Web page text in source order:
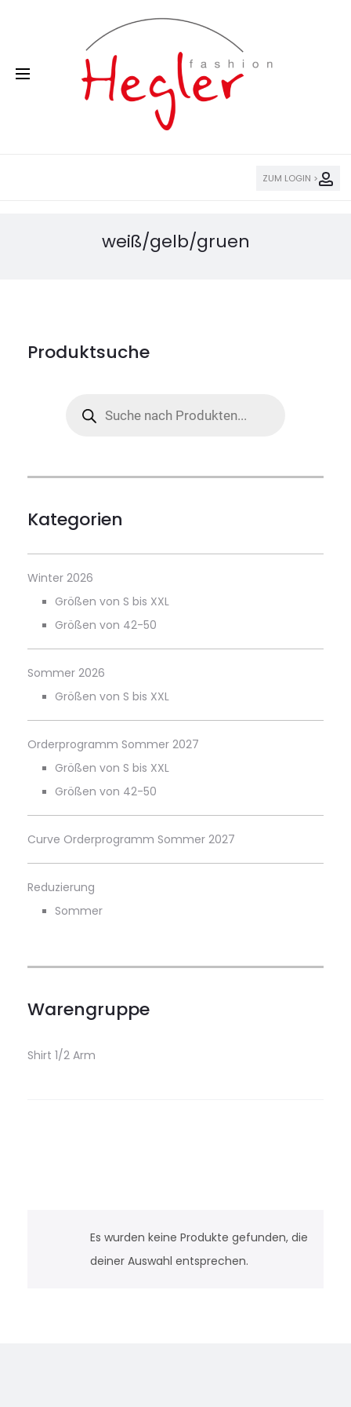
ZUM LOGIN >
weiß/gelb/gruen
Es wurden keine Produkte gefunden, die
deiner Auswahl entsprechen.
Produktsuche
search
Kategorien
Winter 2026
Größen von S bis XXL
Größen von 42-50
Sommer 2026
Größen von S bis XXL
Orderprogramm Sommer 2027
Größen von S bis XXL
Größen von 42-50
Curve Orderprogramm Sommer 2027
Reduzierung
Sommer
Warengruppe
Shirt 1/2 Arm